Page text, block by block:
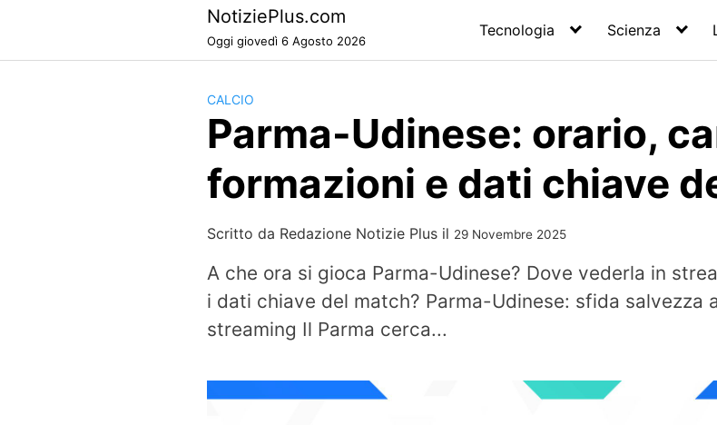
NotiziePlus.com
Oggi giovedì 6 Agosto 2026
Tecnologia Scienza
CALCIO
Parma-Udinese: orario,
formazioni e dati chiave
Scritto da Redazione Notizie Plus il 29 Novembre 2025
A che ora si gioca Parma-Udinese? Dove vederla in
i dati chiave del match? Parma-Udinese: sfida salvezza
streaming Il Parma cerca...